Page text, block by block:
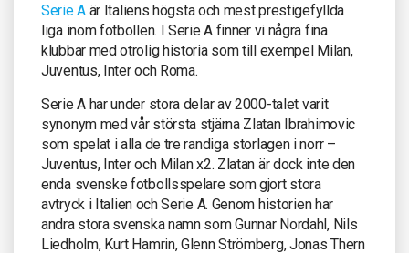
Serie Aär Italiens högsta och mest prestigefyllda
liga inom fotbollen. I Serie A finner vi några fina
klubbar med otrolig historia som till exempel Milan,
Juventus, Inter och Roma.
Serie A har under stora delar av 2000-talet varit
synonym med vår största stjärna Zlatan Ibrahimovic
som spelat i alla de tre randiga storlagen i norr –
Juventus, Inter och Milan x2. Zlatan är dock inte den
enda svenske fotbollsspelare som gjort stora
avtryck i Italien och Serie A. Genom historien har
andra stora svenska namn som Gunnar Nordahl, Nils
Liedholm, Kurt Hamrin, Glenn Strömberg, Jonas Thern